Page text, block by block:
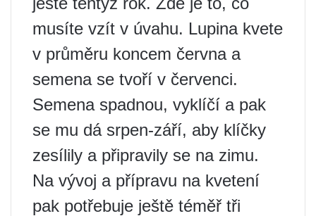
musíte vzít v úvahu. Lupina kvete
v průměru koncem června a
semena se tvoří v červenci.
Semena spadnou, vyklíčí a pak
se mu dá srpen-září, aby klíčky
zesílily a připravily se na zimu.
Na vývoj a přípravu na kvetení
pak potřebuje ještě téměř tři